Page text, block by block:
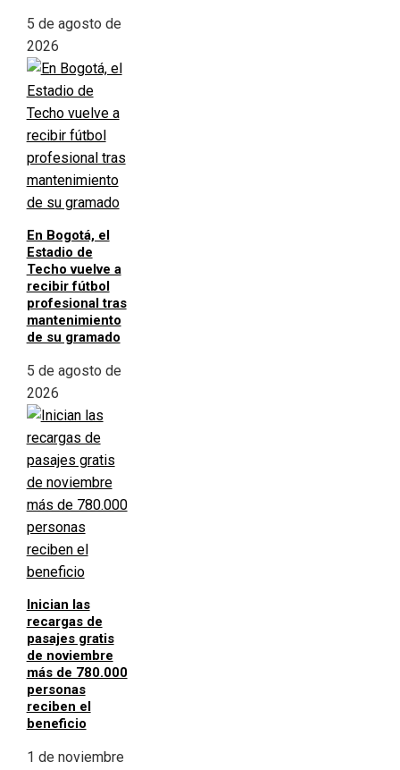
5 de agosto de
2026
En Bogotá, el
Estadio de
Techo vuelve a
recibir fútbol
profesional tras
mantenimiento
de su gramado
5 de agosto de
2026
Inician las
recargas de
pasajes gratis
de noviembre
más de 780.000
personas
reciben el
beneficio
1 de noviembre